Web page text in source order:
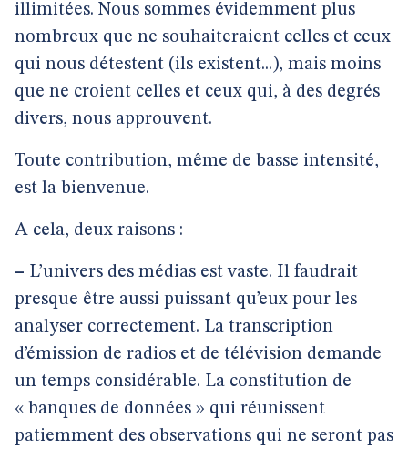
illimitées. Nous sommes évidemment plus
nombreux que ne souhaiteraient celles et ceux
qui nous détestent (ils existent...), mais moins
que ne croient celles et ceux qui, à des degrés
divers, nous approuvent.
Toute contribution, même de basse intensité,
est la bienvenue.
A cela, deux raisons :
– L’univers des médias est vaste. Il faudrait
presque être aussi puissant qu’eux pour les
analyser correctement. La transcription
d’émission de radios et de télévision demande
un temps considérable. La constitution de
« banques de données » qui réunissent
patiemment des observations qui ne seront pas